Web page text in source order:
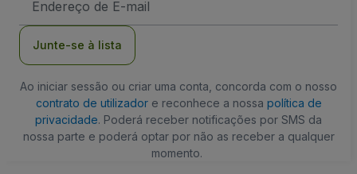
de
Junte-se à lista
Ao iniciar sessão ou criar uma conta, concorda com o nosso
contrato de utilizadore reconhece a nossa política de
privacidade. Poderá receber notificações por SMS da
nossa parte e poderá optar por não as receber a qualquer
momento.